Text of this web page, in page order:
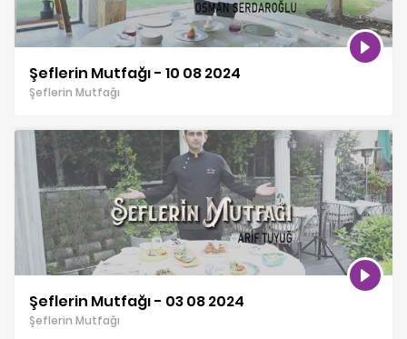
Şeflerin Mutfağı - 10 08 2024
Şeflerin Mutfağı
Şeflerin Mutfağı - 03 08 2024
Şeflerin Mutfağı